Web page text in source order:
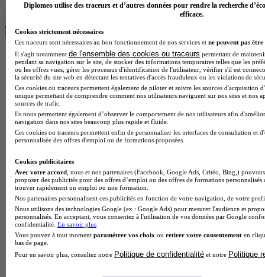
Les intitulés de diplôme par alternance
les plus recherchés
BTS Esf en alternance
BTS Dietetique en alternance
BTS Mco en alternance
BTS Pi en alternance
BTS Sp3s en alternance
Master CCA en alternance
BTS Ndrc en alternance
BTS Sam en alternance
Cap Fleuriste en alternance
MSc Marketing Digital en alternance
BTS Gpme en alternance
Cap Electricien en alternance
BTS Gpn en alternance
BTS Domotique en alternance
BAC Pro Agora en alternance
BTS Sta en alternance
BTS Iris en alternance
BTS Tpl en alternance
BTS Ati en alternance
Diplomeo utilise des traceurs et d’autres données pour rendre la recherche
efficace.
Cookies strictement nécessaires
Ces traceurs sont nécessaires au bon fonctionnement de nos services et ne peuvent pas être
Il s'agit notamment de l'ensemble des cookies ou traceurs permettant de
pendant sa navigation sur le site, de stocker des informations temporaires telles que les
ou les offres vues, gérer les processus d'identification de l'utilisateur, vérifier s'il est
la sécurité du site web en détectant les tentatives d'accès frauduleux ou les violations de
Ces cookies ou traceurs permettent également de piloter et suivre les sources d'acquisition
unique permettant de comprendre comment nos utilisateurs naviguent sur nos sites et nos
sources de trafic.
Ils nous permettent également d’observer le comportement de nos utilisateurs afin
navigation dans nos sites beaucoup plus rapide et fluide.
Ces cookies ou traceurs permettent enfin de personnaliser les interfaces de consultation et
personnalisée des offres d'emploi ou de formations proposées.
Cookies publicitaires
Avec votre accord , nous et nos partenaires (Facebook, Google Ads, Critéo, Bing,)
proposer des publicités pour des offres d’emploi ou des offres de formations
trouver rapidement un emploi ou une formation.
Nos partenaires personnalisent ces publicités en fonction de votre navigation, de votre
Nous utilisons des technologies Google (ex : Google Ads) pour mesurer l'audience et
personnalisés. En acceptant, vous consentez à l'utilisation de vos données par Google
confidentialité. En savoir plus
Vous pouvez à tout moment paramétrer vos choix ou retirer votre consentement en
bas de page.
Pour en savoir plus, consultez notre Politique de confidentialité et notre Politique